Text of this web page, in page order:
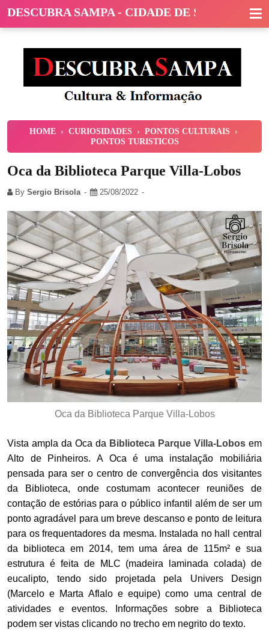
DESCUBRA SAMPA - CIDADE DE SÃO PAULO
HOME › CURIOSIDADES › PONTOS CULTURAIS ›
PONTOS TURISTICOS
Oca da Biblioteca Parque Villa-Lobos
By Sergio Brisola 25/08/2022
Oca da Biblioteca Parque Villa-Lobos
Vista ampla da Oca da Biblioteca Parque Villa-Lobos em
Alto de Pinheiros. A Oca é uma instalação mobiliária
pensada para ser o centro de convergência dos visitantes
da Biblioteca, onde costumam acontecer reuniões de
contação de estórias para o público infantil além de ser um
ponto agradável para um breve descanso e ponto de leitura
para os frequentadores da mesma. Instalada no hall central
da biblioteca em 2014, tem uma área de 115m² e sua
estrutura é feita de MLC (madeira laminada colada) de
eucalipto, tendo sido projetada pela Univers Design
(Marcelo e Marta Aflalo e equipe) como uma central de
atividades e eventos. Informações sobre a Biblioteca
podem ser vistas clicando no trecho em negrito do texto.